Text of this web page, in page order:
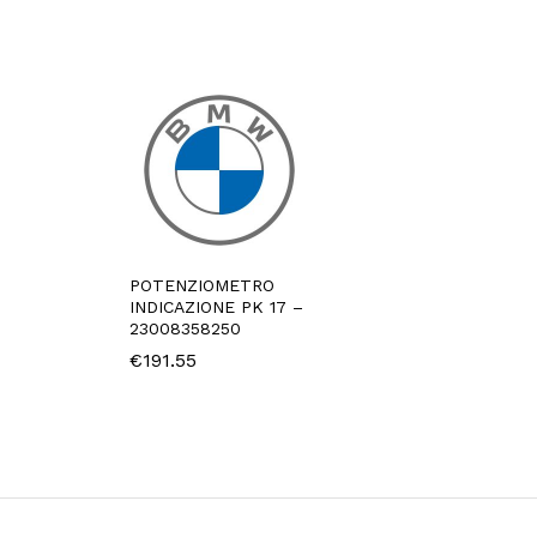
POTENZIOMETRO
INDICAZIONE PK 17 –
23008358250
€191.55